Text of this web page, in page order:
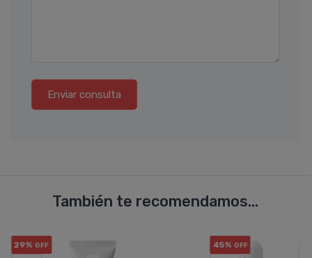
Enviar consulta
También te recomendamos...
29% OFF 45% OFF